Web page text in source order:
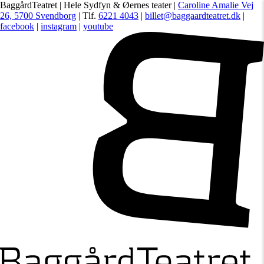
BaggårdTeatret | Hele Sydfyn & Øernes teater | Caroline Amalie Vej
26, 5700 Svendborg | Tlf. 6221 4043 | billet@baggaardteatret.dk |
facebook | instagram | youtube